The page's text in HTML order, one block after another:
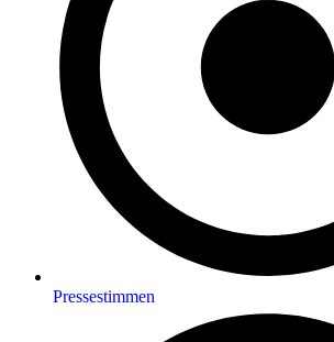
Pressestimmen